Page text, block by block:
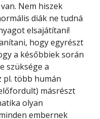
Nem hiszek
diák ne tudná
elsajátítani!
hogy egyrészt
a későbbiek során
szüksége a
pl. több humán
másrészt
olyan
embernek